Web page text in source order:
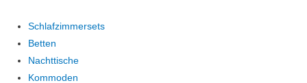
Schlafzimmersets
Betten
Nachttische
Kommoden